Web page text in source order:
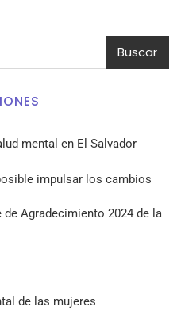
Buscar
mental en El Salvador
impulsar los cambios
Agradecimiento 2024 de la
de las mujeres